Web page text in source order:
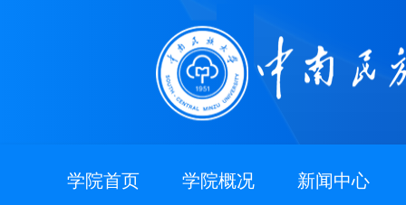
学院首页 学院概况 新闻中心